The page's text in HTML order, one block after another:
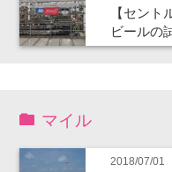
【セン
ビールの
マイル
2018/07/01